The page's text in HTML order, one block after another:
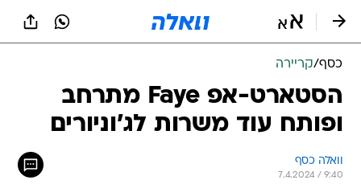
כסף/קריירה
הסטארט-אפ Faye מתרחב
ופותח עוד משרות לג'וניורים
וואלה כסף
7.4.2024 / 9:40